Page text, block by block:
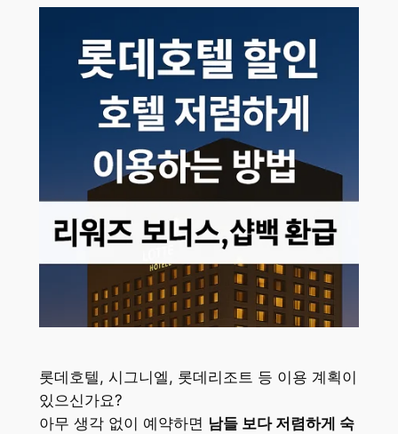
롯데호텔, 시그니엘, 롯데리조트 등 이용 계획이
있으신가요?
아무 생각 없이 예약하면 남들 보다 저렴하게 숙